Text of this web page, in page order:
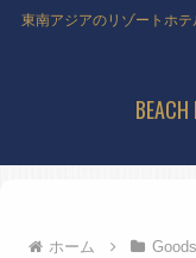
東南アジアのリゾートホ
ホーム Goods